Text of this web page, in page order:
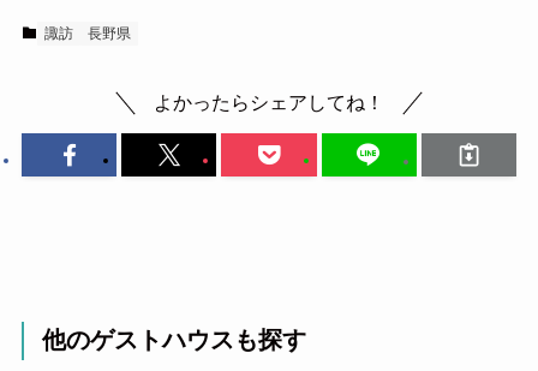
諏訪 長野県
よかったらシェアしてね！
他のゲストハウスも探す